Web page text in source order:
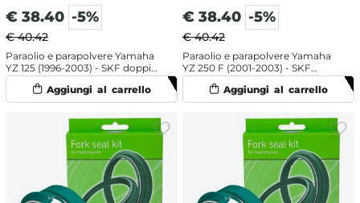
€ 38.40 -5%
€ 40.42
Paraolio e parapolvere Yamaha
YZ 125 (1996-2003) - SKF doppia
mescola
€ 38.40 -5%
€ 40.42
Paraolio e parapolvere Yamaha
YZ 250 F (2001-2003) - SKF
doppia mescola